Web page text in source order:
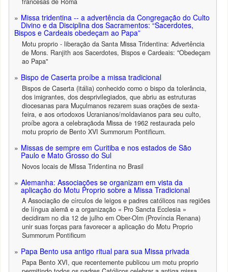
Missa tridentina -- a advertência da Congregação do Culto
Divino e da Disciplina dos Sacramentos: “Sacerdotes,
Bispos e Cardeais obedeçam ao Papa”
Motu proprio - liberação da Santa Missa Tridentina: Advertência
de Mons. Ranjith aos Sacerdotes, Bispos e Cardeais: "Obedeçam
ao Papa"
Bispo de Caserta proíbe a missa tradicional
Bispos de Caserta (itália) conhecido como o bispo da tolerância,
dos imigrantes, dos desprivilegiados, que abriu as estruturas
diocesanas para Muçulmanos rezarem suas orações de sexta-
feira, e aos ortodoxos Ucranianos/moldavianos para seu culto,
proíbe agora a celebraçãoda Missa de 1962 restaurada pelo
motu proprio de Bento XVI Summorum Pontificum.
Missas de sempre em Curitiba e nos estados de São
Paulo e Mato Grosso do Sul
Novos locais de MIssa Tridentina no Brasil
Alemanha: Associações se organizam em vista da
aplicação do Motu Proprio sobre a Missa Tradicional
A Associação de círculos de leigos e padres católicos nas regiões
de língua alemã e a organização « Pro Sancta Ecclesia »
decidiram no dia 12 de julho em Ober-Olm (Província Renana)
unir suas forças para favorecer a aplicação do Motu Proprio
Summorum Pontificum
Papa Bento usa antigo ritual para sua Missa privada
Papa Bento XVI, que recentemente publicou um motu proprio